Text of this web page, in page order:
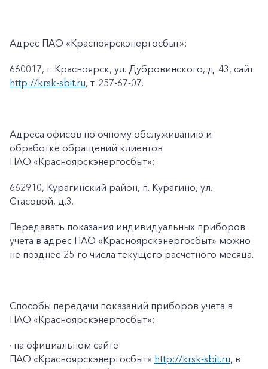
Адрес ПАО «Красноярскэнергосбыт»:
660017, г. Красноярск, ул. Дубровинского, д. 43, сайт
http://krsk-sbit.ru, т. 257-67-07.
Адреса офисов по очному обслуживанию и
обработке обращений клиентов
ПАО «Красноярскэнергосбыт»:
662910, Курагинский район, п. Курагино, ул.
Стасовой, д.3.
Передавать показания индивидуальных приборов
учета в адрес ПАО «Красноярскэнергосбыт» можно
не позднее 25-го числа текущего расчетного месяца.
Способы передачи показаний приборов учета в
ПАО «Красноярскэнергосбыт»:
· на официальном сайте
ПАО «Красноярскэнергосбыт» http://krsk-sbit.ru, в